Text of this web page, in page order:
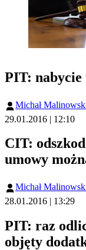
PIT: nabycie
Michał
29.01.2016 | 12:10
CIT:
umowy
Michał
28.01.2016 | 13:29
PIT: raz
objęty